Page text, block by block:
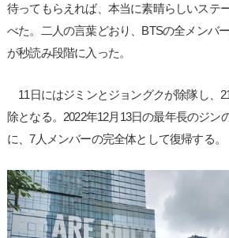
待ってもらえれば、本当に素晴らしいステ
べた。二人の言葉どおり、BTSの全メンバ
が秒読み段階に入った。
11日にはジミンとジョングクが除隊し、
除となる。2022年12月13日の最年長のジン
に、7人メンバーの完全体として復帰する。